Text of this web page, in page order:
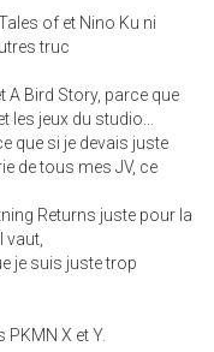
of et Nino Ku ni
truc
A Bird Story, parce que
les jeux du studio...
que si je devais juste
de tous mes JV, ce
Returns juste pour la
vaut,
je suis juste trop
PKMN X et Y.